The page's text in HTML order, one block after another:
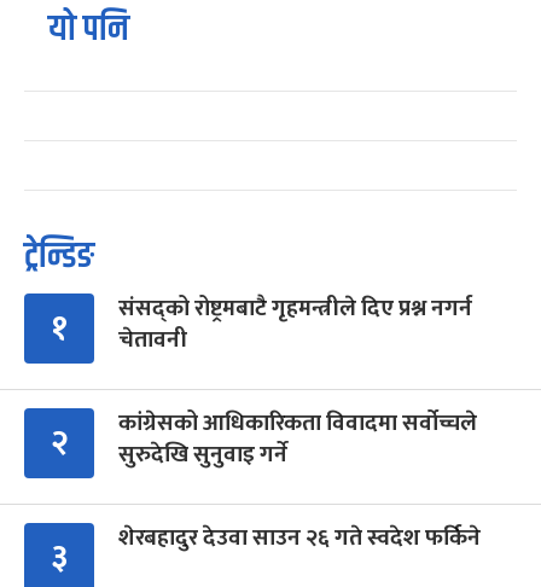
यो पनि
ट्रेन्डिङ
१
संसद्को रोष्ट्रमबाटै गृहमन्त्रीले दिए प्रश्न नगर्न
चेतावनी
२
कांग्रेसको आधिकारिकता विवादमा सर्वोच्चले
सुरुदेखि सुनुवाइ गर्ने
३ शेरबहादुर देउवा साउन २६ गते स्वदेश फर्किने